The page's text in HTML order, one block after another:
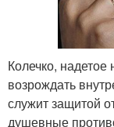
Колечко,
возрождать
служит защитой
душевные